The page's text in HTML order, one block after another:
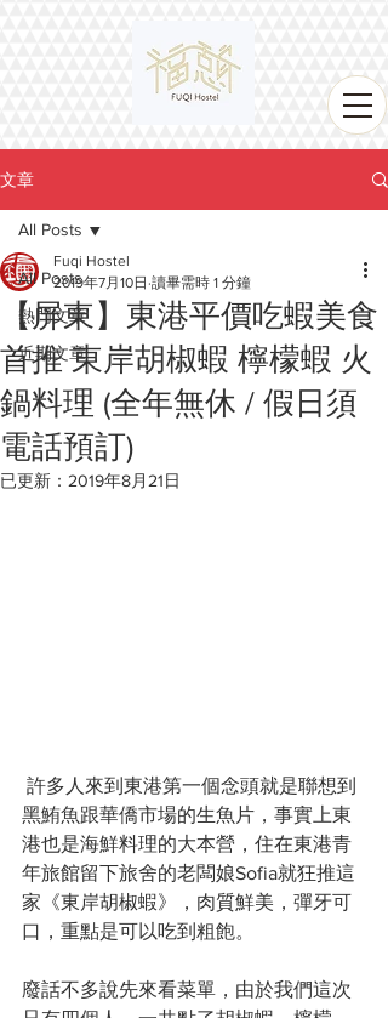
文章
All Posts
熱門文章
近期文章
All Posts
【屏東】東港平價吃蝦美食
首推 東岸胡椒蝦 檸檬蝦 火
鍋料理 (全年無休 / 假日須
電話預訂)
Fuqi Hostel
2019年7月10日 讀畢需時 1 分鐘
已更新： 2019年8月21日
黑鮪魚跟華僑市場的生魚片，事實上東
港也是海鮮料理的大本營，住在東港青
年旅館留下旅舍的老闆娘Sofia就狂推這
家《東岸胡椒蝦》，肉質鮮美，彈牙可
口，重點是可以吃到粗飽。
廢話不多說先來看菜單，由於我們這次